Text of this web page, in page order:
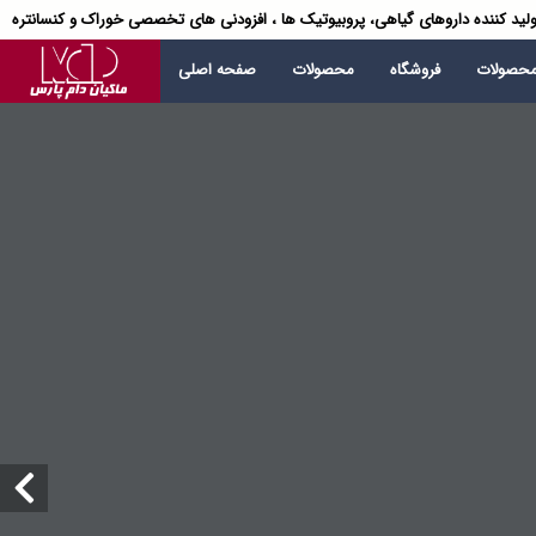
کننده داروهای گیاهی، پروبیوتیک ها ، افزودنی های تخصصی خوراک و کنسانتره
صفحه اصلی محصولات فروشگاه